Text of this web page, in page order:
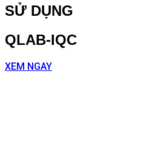
SỬ DỤNG
QLAB-IQC
XEM NGAY